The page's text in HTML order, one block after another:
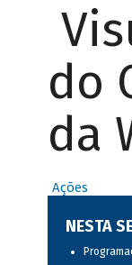
do
da
Ações
NESTA